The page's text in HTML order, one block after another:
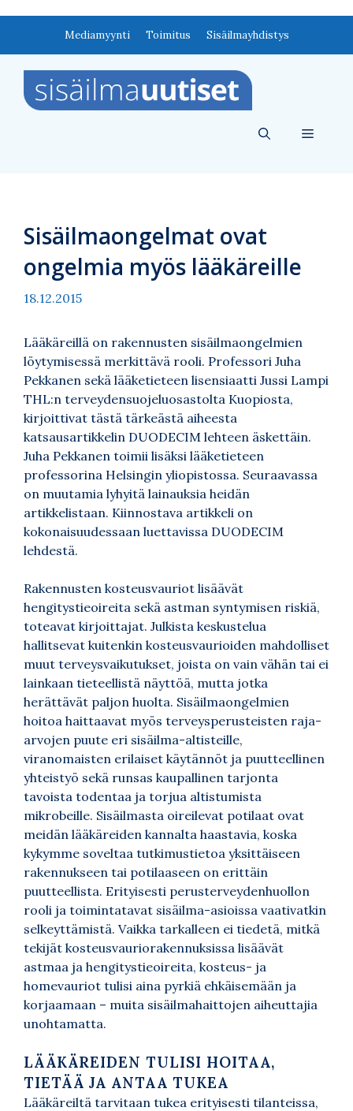
Mediamyynti Toimitus Sisäilmayhdistys
Valikko
Sisäilmaongelmat ovat
ongelmia myös lääkäreille
18.12.2015
Lääkäreillä on rakennusten sisäilmaongelmien
löytymisessä merkittävä rooli. Professori Juha
Pekkanen sekä lääketieteen lisensiaatti Jussi Lampi
THL:n terveydensuojeluosastolta Kuopiosta,
kirjoittivat tästä tärkeästä aiheesta
katsausartikkelin DUODECIM lehteen äskettäin.
Juha Pekkanen toimii lisäksi lääketieteen
professorina Helsingin yliopistossa. Seuraavassa
on muutamia lyhyitä lainauksia heidän
artikkelistaan. Kiinnostava artikkeli on
kokonaisuudessaan luettavissa DUODECIM
lehdestä.
Rakennusten kosteusvauriot lisäävät
hengitystieoireita sekä astman syntymisen riskiä,
toteavat kirjoittajat. Julkista keskustelua
hallitsevat kuitenkin kosteusvaurioiden mahdolliset
muut terveysvaikutukset, joista on vain vähän tai ei
lainkaan tieteellistä näyttöä, mutta jotka
herättävät paljon huolta. Sisäilmaongelmien
hoitoa haittaavat myös terveysperusteisten raja-
arvojen puute eri sisäilma-altisteille,
viranomaisten erilaiset käytännöt ja puutteellinen
yhteistyö sekä runsas kaupallinen tarjonta
tavoista todentaa ja torjua altistumista
mikrobeille. Sisäilmasta oireilevat potilaat ovat
meidän lääkäreiden kannalta haastavia, koska
kykymme soveltaa tutkimustietoa yksittäiseen
rakennukseen tai potilaaseen on erittäin
puutteellista. Erityisesti perusterveydenhuollon
rooli ja toimintatavat sisäilma-asioissa vaativatkin
selkeyttämistä. Vaikka tarkalleen ei tiedetä, mitkä
tekijät kosteusvauriorakennuksissa lisäävät
astmaa ja hengitystieoireita, kosteus- ja
homevauriot tulisi aina pyrkiä ehkäisemään ja
korjaamaan – muita sisäilmahaittojen aiheuttajia
unohtamatta.
LÄÄKÄREIDEN TULISI HOITAA,
TIETÄÄ JA ANTAA TUKEA
Lääkäreiltä tarvitaan tukea erityisesti tilanteissa,